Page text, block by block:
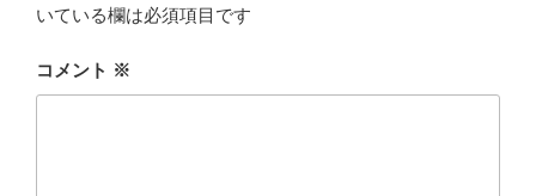
いている欄は必須項目です
コメント ※